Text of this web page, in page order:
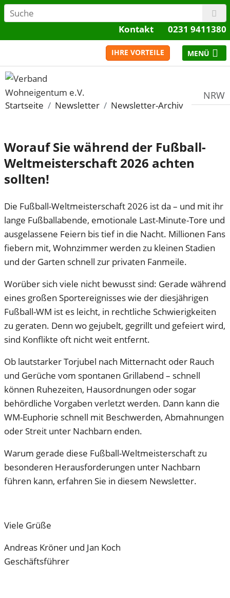
Kontakt 0231 9411380
IHRE VORTEILE
NRW
Startseite Newsletter Newsletter-Archiv
Worauf Sie während der Fußball-
Weltmeisterschaft 2026 achten
sollten!
Die Fußball-Weltmeisterschaft 2026 ist da – und mit ihr
lange Fußballabende, emotionale Last-Minute-Tore und
ausgelassene Feiern bis tief in die Nacht. Millionen Fans
fiebern mit, Wohnzimmer werden zu kleinen Stadien
und der Garten schnell zur privaten Fanmeile.
Worüber sich viele nicht bewusst sind: Gerade während
eines großen Sportereignisses wie der diesjährigen
Fußball-WM ist es leicht, in rechtliche Schwierigkeiten
zu geraten. Denn wo gejubelt, gegrillt und gefeiert wird,
sind Konflikte oft nicht weit entfernt.
Ob lautstarker Torjubel nach Mitternacht oder Rauch
und Gerüche vom spontanen Grillabend – schnell
können Ruhezeiten, Hausordnungen oder sogar
behördliche Vorgaben verletzt werden. Dann kann die
WM-Euphorie schnell mit Beschwerden, Abmahnungen
oder Streit unter Nachbarn enden.
Warum gerade diese Fußball-Weltmeisterschaft zu
besonderen Herausforderungen unter Nachbarn
führen kann, erfahren Sie in diesem Newsletter.
Viele Grüße
Andreas Kröner und Jan Koch
Geschäftsführer